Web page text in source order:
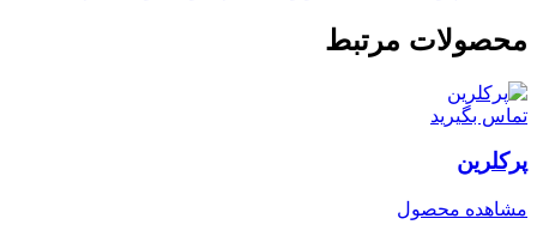
محصولات مرتبط
تماس بگیرید
پرکلرین
مشاهده محصول